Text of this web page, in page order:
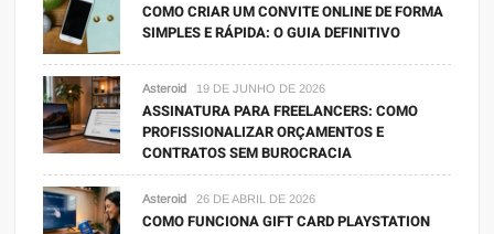
COMO CRIAR UM CONVITE ONLINE DE FORMA
SIMPLES E RÁPIDA: O GUIA DEFINITIVO
Asteroid 19 DE JUNHO DE 2026
ASSINATURA PARA FREELANCERS: COMO
PROFISSIONALIZAR ORÇAMENTOS E
CONTRATOS SEM BUROCRACIA
Asteroid 26 DE ABRIL DE 2026
COMO FUNCIONA GIFT CARD PLAYSTATION